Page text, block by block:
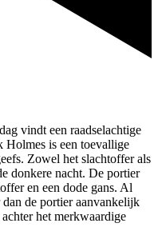
vindt een raadselachtige
Holmes is een toevallige
Zowel het slachtoffer als
donkere nacht. De portier
en een dode gans. Al
de portier aanvankelijk
het merkwaardige